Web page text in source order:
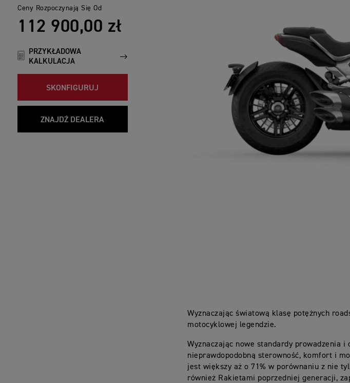
Ceny Rozpoczynają Się Od
112 900,00 zł
PRZYKŁADOWA
KALKULACJA
SKONFIGURUJ
ZNAJDŹ DEALERA
Wyznaczając światową klasę potężnych
motocyklowej legendzie.
Wyznaczając nowe standardy prowadzenia
nieprawdopodobną sterowność, komfort i
jest większy aż o 71% w porównaniu z nie
również Rakietami poprzedniej generacji,